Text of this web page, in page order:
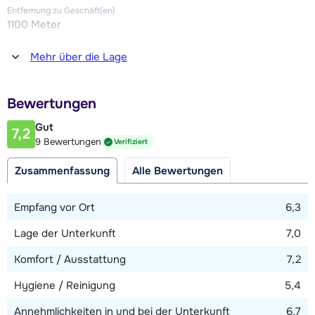
Zwei separate Toiletten.
Skiabstellraum, einen Balkon/Terrasse und Wi-Fi.
Entfernung zu Geschäft(en)
1100 Meter
Entfernung zum(r) Restaurant oder zur Bar
1100 Meter
1100 Meter
Entfernung zum Skilift
1100 Meter
Entfernung zur Skibushaltestelle
Mehr über die Lage
Bewertungen
7,2 Gut
9 Bewertungen Verifiziert
Zusammenfassung Alle Bewertungen
Empfang vor Ort
6,3
Lage der Unterkunft
7,0
Komfort / Ausstattung
7,2
Hygiene / Reinigung
5,4
Annehmlichkeiten in und bei der Unterkunft
6,7